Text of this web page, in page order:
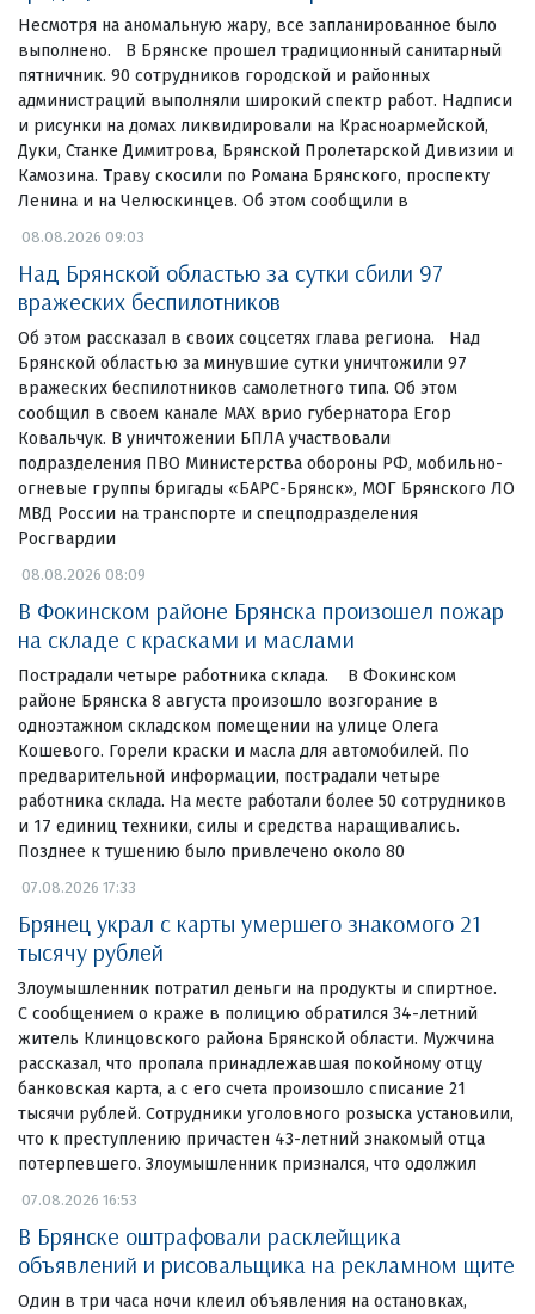
Несмотря на аномальную жару, все запланированное было
выполнено. В Брянске прошел традиционный санитарный
пятничник. 90 сотрудников городской и районных
администраций выполняли широкий спектр работ. Надписи
и рисунки на домах ликвидировали на Красноармейской,
Дуки, Станке Димитрова, Брянской Пролетарской Дивизии и
Камозина. Траву скосили по Романа Брянского, проспекту
Ленина и на Челюскинцев. Об этом сообщили в
08.08.2026 09:03
Над Брянской областью за сутки сбили 97
вражеских беспилотников
Об этом рассказал в своих соцсетях глава региона. Над
Брянской областью за минувшие сутки уничтожили 97
вражеских беспилотников самолетного типа. Об этом
сообщил в своем канале МАХ врио губернатора Егор
Ковальчук. В уничтожении БПЛА участвовали
подразделения ПВО Министерства обороны РФ, мобильно-
огневые группы бригады «БАРС-Брянск», МОГ Брянского ЛО
МВД России на транспорте и спецподразделения
Росгвардии
08.08.2026 08:09
В Фокинском районе Брянска произошел пожар
на складе с красками и маслами
Пострадали четыре работника склада. В Фокинском
районе Брянска 8 августа произошло возгорание в
одноэтажном складском помещении на улице Олега
Кошевого. Горели краски и масла для автомобилей. По
предварительной информации, пострадали четыре
работника склада. На месте работали более 50 сотрудников
и 17 единиц техники, силы и средства наращивались.
Позднее к тушению было привлечено около 80
07.08.2026 17:33
Брянец украл с карты умершего знакомого 21
тысячу рублей
Злоумышленник потратил деньги на продукты и спиртное.
С сообщением о краже в полицию обратился 34-летний
житель Клинцовского района Брянской области. Мужчина
рассказал, что пропала принадлежавшая покойному отцу
банковская карта, а с его счета произошло списание 21
тысячи рублей. Сотрудники уголовного розыска установили,
что к преступлению причастен 43-летний знакомый отца
потерпевшего. Злоумышленник признался, что одолжил
07.08.2026 16:53
В Брянске оштрафовали расклейщика
объявлений и рисовальщика на рекламном щите
Один в три часа ночи клеил объявления на остановках,